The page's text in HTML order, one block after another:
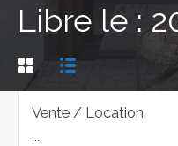
Libre le :
Vente / Location
...